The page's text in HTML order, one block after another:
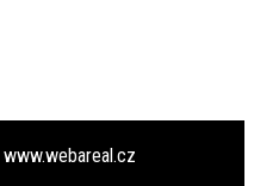
www.webareal.cz